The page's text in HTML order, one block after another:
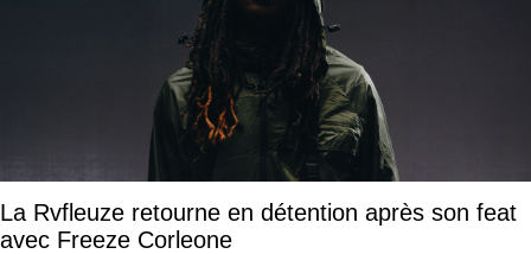
La Rvfleuze retourne en détention après son feat
avec Freeze Corleone